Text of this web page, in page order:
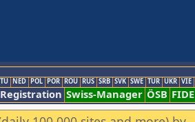
NED POL POR ROU RUS SRB SVK SWE TUR UKR VIE
Swiss-Manager ÖSB FIDE